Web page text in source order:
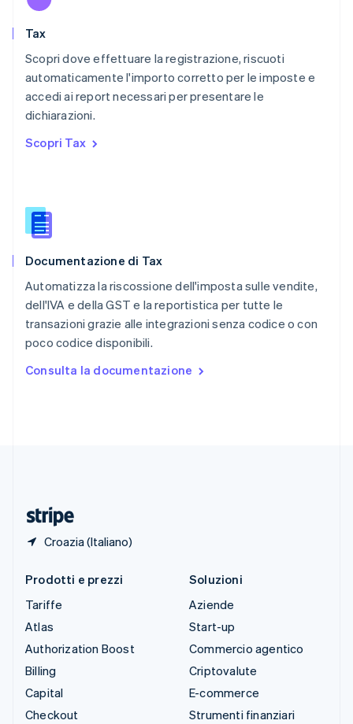
Tax
Scopri dove effettuare la registrazione, riscuoti
automaticamente l'importo corretto per le imposte e
accedi ai report necessari per presentare le
dichiarazioni.
Scopri Tax
Documentazione di Tax
Automatizza la riscossione dell'imposta sulle vendite,
dell'IVA e della GST e la reportistica per tutte le
transazioni grazie alle integrazioni senza codice o con
poco codice disponibili.
Consulta la documentazione
Croazia (Italiano)
Paesi Bassi
English
Portogallo
RAS di Hong Kong, Cina
English简体中文
Regno Unito
English
English
Singapore
Slovacchia
English
Slovenia
Spagna
EspañolEnglish
English Español简体中文
Prodotti e prezzi
Tariffe
Atlas
Authorization Boost
Billing
Capital
Checkout
Soluzioni
Aziende
Start-up
Commercio agentico
Criptovalute
E-commerce
Strumenti finanziari